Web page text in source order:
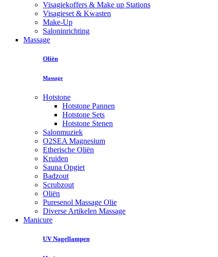
Visagiekoffers & Make up Stations
Visagieset & Kwasten
Make-Up
Saloninrichting
Massage
Oliën
Massage
Hotstone
Hotstone Pannen
Hotstone Sets
Hotstone Stenen
Salonmuziek
O2SEA Magnesium
Etherische Oliën
Kruiden
Sauna Opgiet
Badzout
Scrubzout
Oliën
Puresenol Massage Olie
Diverse Artikelen Massage
Manicure
UV Nagellampen